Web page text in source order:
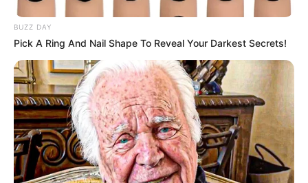
BUZZ DAY
Pick A Ring And Nail Shape To Reveal Your Darkest Secrets!